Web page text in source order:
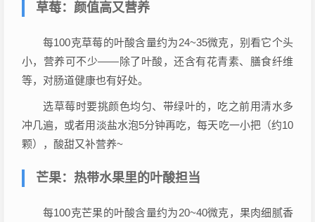
草莓：颜值高又营养
每100克草莓的叶酸含量约为24~35微克，别看它个头
小，营养可不少——除了叶酸，还含有花青素、膳食纤维
等，对肠道健康也有好处。
选草莓时要挑颜色均匀、带绿叶的，吃之前用清水多
冲几遍，或者用淡盐水泡5分钟再吃，每天吃一小把（约10
颗），酸甜又补营养~
芒果：热带水果里的叶酸担当
每100克芒果的叶酸含量约为20~40微克，果肉细腻香